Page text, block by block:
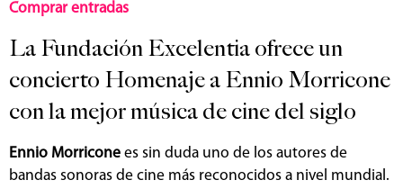
Comprar entradas
La Fundación Excelentia ofrece un
concierto Homenaje a Ennio Morricone
con la mejor música de cine del siglo
Ennio Morricone es sin duda uno de los autores de
bandas sonoras de cine más reconocidos a nivel mundial.